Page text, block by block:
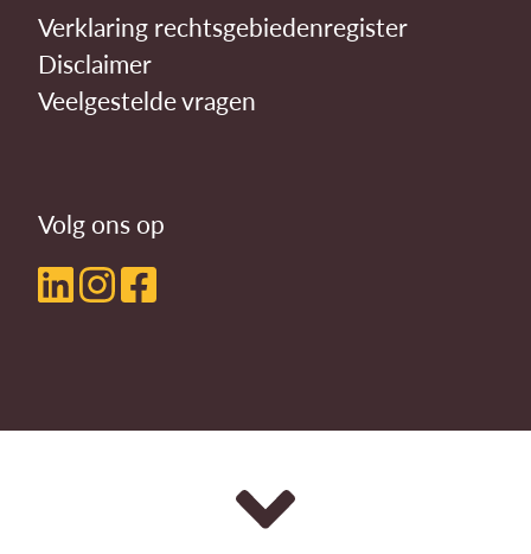
Verklaring rechtsgebiedenregister
Disclaimer
Veelgestelde vragen
Volg ons op